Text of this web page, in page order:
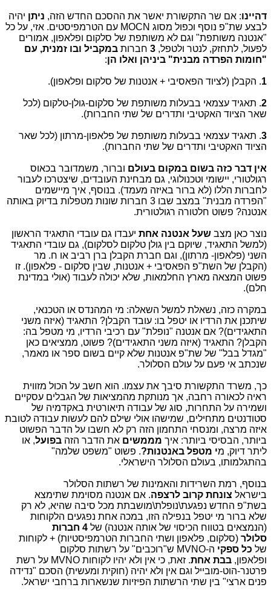
דהיינו: אם שר התקשורת יאשר את ההסכם החדש הזה, ניתן יהיה
לבצע שת"פ נוסף וכפול מסוג MOCN עם הטרמפיסטים. אזי, על כל
"אנטנה משותפת" וגם לא משותפת של סלקום ופלאפון, אמורים
לפעול, לתחזק, לנטר ולטפל, 3 חברות במקביל ובו זמנית, עם
"חומות הפרדה מבנית" ביניהן ואלו הן:
1. הקבלן (לציוד הפאסיבי + אנטנות של סלקום ופלאפון).
2. תאגיד עצמאי בבעלות משותפת של סלקום-גולן-טלקום (לכל
שאר הציוד האקטיבי ותדרים של שתי החברות).
3. תאגיד עצמאי בבעלות משותפת של פלאפון-מרתון (לכל שאר
הציוד האקטיבי ותדרים של שתי החברות).
אין דבר כזה בשום במקום בעולם וברור, משמדובר בכאוס
רגולטורי, יישומי וטכנולוגי, גם מבחינת העובדים, שיצטרכו לעבור
לחברות הללו (לא ברור באיזה מעמד). בנוסף, איך מיישמים
"הפרדה מבנית" במצב שבו 3 חברות שונות מטפלות בדיוק באותה
אנטנה? פשוט חלטורה רגולטורית.
נוצר כאן מצב שעל אנטנה אחת יעבדו גם עובדי התאגיד הראשון
(למשל התאגיד, שיוקם בין גולן טלקום לסלקום), גם עובדי התאגיד
השני (פלאפון- מרתון), וגם חברת הקבלן ברן רביב או ח. מר
(הקבלן של השת"פ הפאסיבי + אנטנות, שבין סלקום - פלאפון). זו
פשוט המצאה מארץ החלמאות, שלא יכולה לעבוד (אולי במדינת
חלם).
במקרה כזה, נשאלת למשל השאלה: מי המהנדס או הטכנאי,
שיתכנן את הרדיו או יטפל בו: עובד הקבלן? התאגיד (איזה משני
התאגידים)? אם אנטנה "נופלת" עם רכיבי הרדיו, מי מטפל בה:
הקבלן? התאגיד (איזה משני התאגידים)? פשוט, ממציאים כאן
"מגדל בבל" של שת"פ אנטנות שלא קיים בשום ספר או מאמר,
שנכתב אי פעם על עולם הסלולר.
כך, משרד התקשורת סיבך את עצמו. הוא חשב על הכול מזווית
ראיה לכאורה רחבה, אך מנותקת מהמציאות של הגבלים עסקיים
ושמירה על התחרות, סוג של עבודה תיאורטית באקדמיה של
סטודנטים מתחילים, שמישהו אולי שילם להם לעשות עבודה לטובת
איזה מרצה, ומנסחי התחמון הזה רק לא חשבו על הדבר הפשוט
ביותר, הבסיסי ביותר: איך מממשים את הדבר הזה בפועל, או
ליתר דיוק, מי מטפל באנטנות?. פשוט "משפט שלמה"
בהתגלמותו, בעולם הסלולר הישראלי.
בנוסף, רמת השרידות והאמינות של רשתות הסלולר
בישראל צונחת קרוב לרצפה. אם אנטנה מסוימת שתימצא
בשת"פ החדש נפגעת\נופלת\מושבתת מכל סיבה שהיא, לא רק
שלא ברור מי יטפל בנפילה הזו, במכה אחת נפגעים הלקוחות
(הנמצאים בטווח הכיסוי של אותה אנטנה) של
4 חברות
סלולר (סלקום, פלאפון ושתי החברות הטרמפיסטיות) + לקוחות
של כל ספקי
ה-MVNO ש"רוכבים" על רשתות סלקום
ופלאפון, בבת אחת
. זאת, כי אין ולא יהיו לקוחות MVNO על רשת
פרטנר-הוט-מובייל וגם אין ולא יהיה (חוקית ומעשית) הסכם "נדידה
פנים ארצי" בין שתי הרשתות הפיזיות שנשארות ברחבי ישראל.